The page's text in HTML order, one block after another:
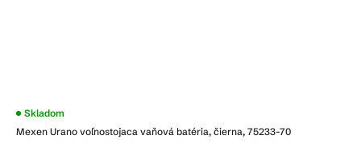
Mexen Urano voľnostojaca vaňová batéria, čierna, 75233-70
Skladom